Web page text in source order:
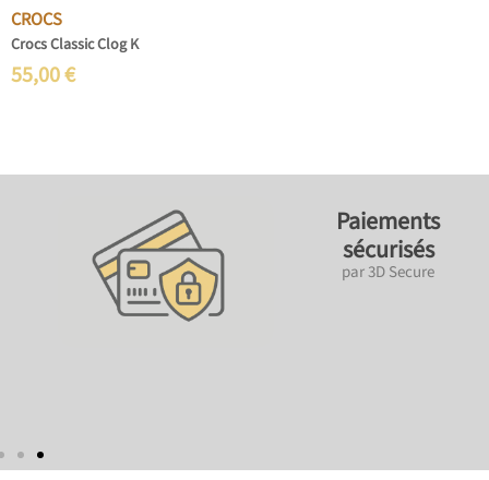
CROCS
Crocs Classic Clog K
55,00€
Paiements
sécurisés
par 3D Secure